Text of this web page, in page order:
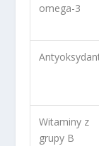
omega-3
Witaminy z
grupy B